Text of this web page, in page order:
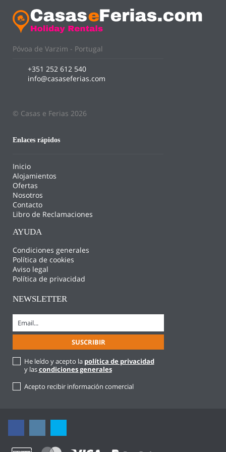
Póvoa de Varzim - Portugal
+351 252 612 540
info@casaseferias.com
© Casas e Ferias 2026
Enlaces rápidos
Inicio
Alojamientos
Ofertas
Nosotros
Contacto
Libro de Reclamaciones
AYUDA
Condiciones generales
Política de cookies
Aviso legal
Política de privacidad
NEWSLETTER
He leído y acepto la política de privacidad
y lascondiciones generales
Acepto recibir información comercial